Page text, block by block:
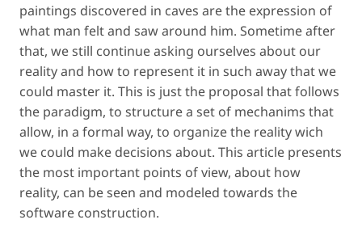
paintings discovered in caves are the expression of
what man felt and saw around him. Sometime after
that, we still continue asking ourselves about our
reality and how to represent it in such away that we
could master it. This is just the proposal that follows
the paradigm, to structure a set of mechanims that
allow, in a formal way, to organize the reality wich
we could make decisions about. This article presents
the most important points of view, about how
reality, can be seen and modeled towards the
software construction.